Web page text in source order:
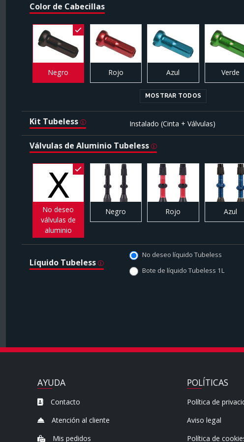
Color de Cabecillas
Negro Rojo Azul Verde
MOSTRAR TODOS
Kit Tubeless Instalado (Cinta + Válvulas)
Válvulas de Aluminio Tubeless
No deseo
válvulas de
aluminio
Negro Rojo Azul
Líquido Tubeless
No deseo líquido Tubeless
Bote de líquido Tubeless 1L
AYUDA
Contacto
Atención al cliente
Mis pedidos
POLÍTICAS
Política de
Aviso legal
Política de